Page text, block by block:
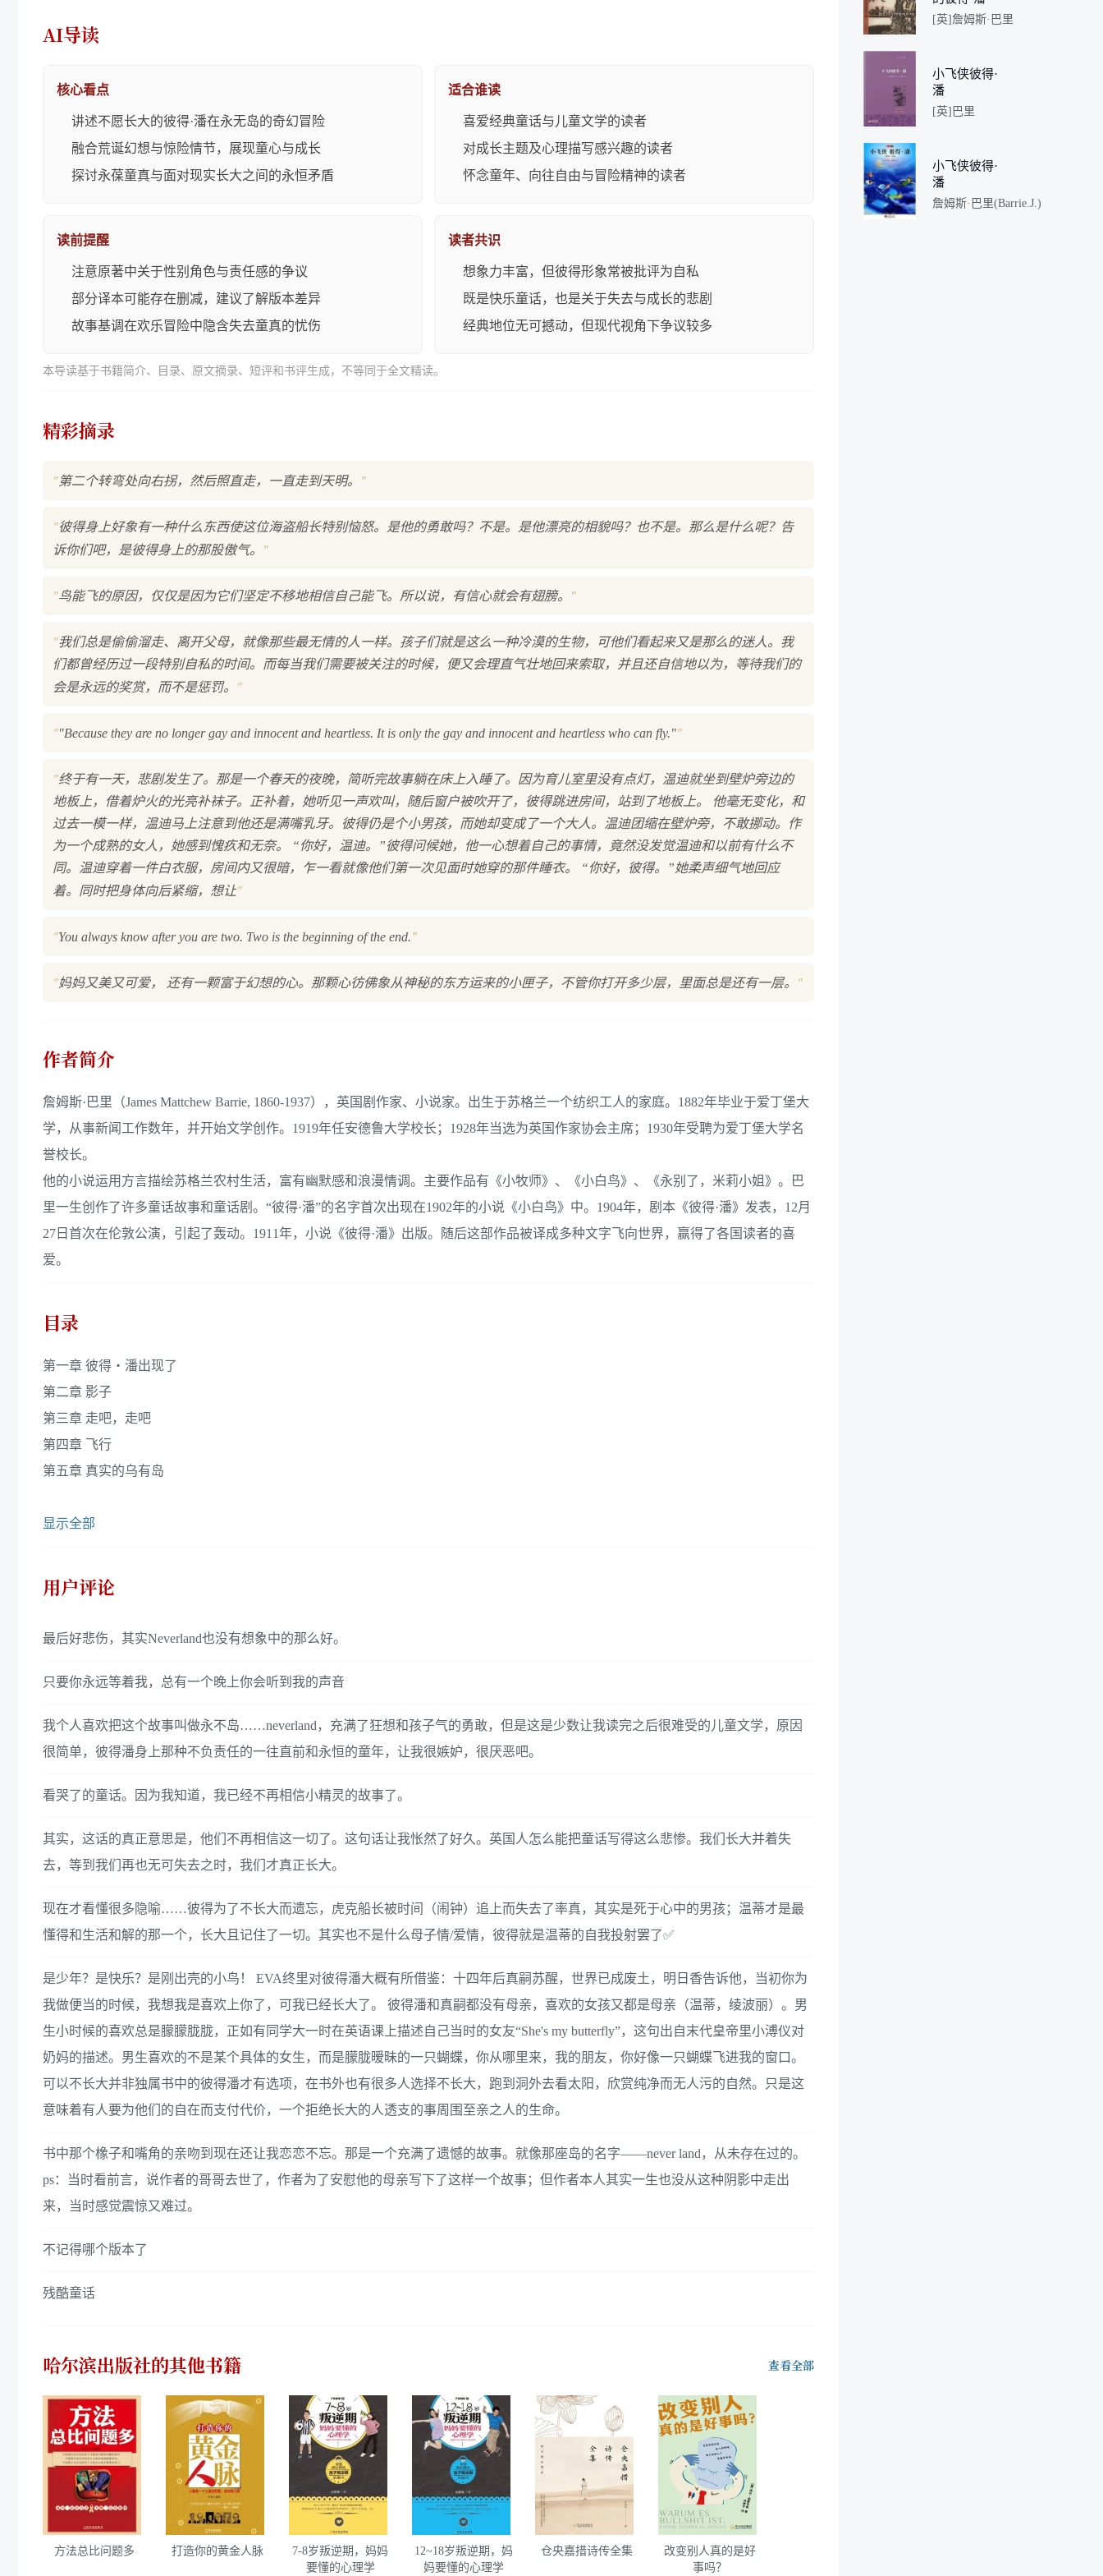
AI导读
核心看点
讲述不愿长大的彼得·潘在永无岛的奇幻冒险
融合荒诞幻想与惊险情节，展现童心与成长
探讨永葆童真与面对现实长大之间的永恒矛盾
适合谁读
喜爱经典童话与儿童文学的读者
对成长主题及心理描写感兴趣的读者
怀念童年、向往自由与冒险精神的读者
读前提醒
注意原著中关于性别角色与责任感的争议
部分译本可能存在删减，建议了解版本差异
故事基调在欢乐冒险中隐含失去童真的忧伤
读者共识
想象力丰富，但彼得形象常被批评为自私
既是快乐童话，也是关于失去与成长的悲剧
经典地位无可撼动，但现代视角下争议较多
本导读基于书籍简介、目录、原文摘录、短评和书评生成，不等同于全文精读。
精彩摘录
"第二个转弯处向右拐，然后照直走，一直走到天明。 "
"彼得身上好象有一种什么东西使这位海盗船长特别恼怒。是他的勇敢吗？不是。是他漂亮的相貌吗？也不是。那么是什么呢？告
诉你们吧，是彼得身上的那股傲气。
"
"鸟能飞的原因，仅仅是因为它们坚定不移地相信自己能飞。所以说，有信心就会有翅膀。 "
"我们总是偷偷溜走、离开父母，就像那些最无情的人一样。孩子们就是这么一种冷漠的生物，可他们看起来又是那么的迷人。我
们都曾经历过一段特别自私的时间。而每当我们需要被关注的时候，便又会理直气壮地回来索取，并且还自信地以为，等待我们的
会是永远的奖赏，而不是惩罚。
"
""Because they are no longer gay and innocent and heartless. It is only the gay and innocent and heartless who can fly.""
"终于有一天，悲剧发生了。那是一个春天的夜晚，简听完故事躺在床上入睡了。因为育儿室里没有点灯，温迪就坐到壁炉旁边的
地板上，借着炉火的光亮补袜子。正补着，她听见一声欢叫，随后窗户被吹开了，彼得跳进房间，站到了地板上。 他毫无变化，和
过去一模一样，温迪马上注意到他还是满嘴乳牙。彼得仍是个小男孩，而她却变成了一个大人。温迪团缩在壁炉旁，不敢挪动。作
为一个成熟的女人，她感到愧疚和无奈。 “你好，温迪。”彼得问候她，他一心想着自己的事情，竟然没发觉温迪和以前有什么不
同。温迪穿着一件白衣服，房间内又很暗，乍一看就像他们第一次见面时她穿的那件睡衣。 “你好，彼得。”她柔声细气地回应
着。同时把身体向后紧缩，想让"
"You always know after you are two. Two is the beginning of the end."
"妈妈又美又可爱， 还有一颗富于幻想的心。那颗心彷佛象从神秘的东方运来的小匣子，不管你打开多少层，里面总是还有一层。 "
作者简介
詹姆斯·巴里（James Mattchew Barrie, 1860-1937），英国剧作家、小说家。出生于苏格兰一个纺织工人的家庭。1882年毕业于爱丁堡大
学，从事新闻工作数年，并开始文学创作。1919年任安德鲁大学校长；1928年当选为英国作家协会主席；1930年受聘为爱丁堡大学名
誉校长。
他的小说运用方言描绘苏格兰农村生活，富有幽默感和浪漫情调。主要作品有《小牧师》、《小白鸟》、《永别了，米莉小姐》。巴
里一生创作了许多童话故事和童话剧。“彼得·潘”的名字首次出现在1902年的小说《小白鸟》中。1904年，剧本《彼得·潘》发表，12月
27日首次在伦敦公演，引起了轰动。1911年，小说《彼得·潘》出版。随后这部作品被译成多种文字飞向世界，赢得了各国读者的喜
爱。
目录
第一章 彼得・潘出现了
第二章 影子
第三章 走吧，走吧
第四章 飞行
第五章 真实的乌有岛
显示全部
用户评论
最后好悲伤，其实Neverland也没有想象中的那么好。
只要你永远等着我，总有一个晚上你会听到我的声音
我个人喜欢把这个故事叫做永不岛……neverland，充满了狂想和孩子气的勇敢，但是这是少数让我读完之后很难受的儿童文学，原因
很简单，彼得潘身上那种不负责任的一往直前和永恒的童年，让我很嫉妒，很厌恶吧。
看哭了的童话。因为我知道，我已经不再相信小精灵的故事了。
其实，这话的真正意思是，他们不再相信这一切了。这句话让我怅然了好久。英国人怎么能把童话写得这么悲惨。我们长大并着失
去，等到我们再也无可失去之时，我们才真正长大。
现在才看懂很多隐喻……彼得为了不长大而遗忘，虎克船长被时间（闹钟）追上而失去了率真，其实是死于心中的男孩；温蒂才是最
懂得和生活和解的那一个，长大且记住了一切。其实也不是什么母子情/爱情，彼得就是温蒂的自我投射罢了✅
是少年？是快乐？是刚出壳的小鸟！ EVA终里对彼得潘大概有所借鉴：十四年后真嗣苏醒，世界已成废土，明日香告诉他，当初你为
我做便当的时候，我想我是喜欢上你了，可我已经长大了。 彼得潘和真嗣都没有母亲，喜欢的女孩又都是母亲（温蒂，绫波丽）。男
生小时候的喜欢总是朦朦胧胧，正如有同学大一时在英语课上描述自己当时的女友“She's my butterfly”，这句出自末代皇帝里小溥仪对
奶妈的描述。男生喜欢的不是某个具体的女生，而是朦胧暧昧的一只蝴蝶，你从哪里来，我的朋友，你好像一只蝴蝶飞进我的窗口。
可以不长大并非独属书中的彼得潘才有选项，在书外也有很多人选择不长大，跑到洞外去看太阳，欣赏纯净而无人污的自然。只是这
意味着有人要为他们的自在而支付代价，一个拒绝长大的人透支的事周围至亲之人的生命。
书中那个橡子和嘴角的亲吻到现在还让我恋恋不忘。那是一个充满了遗憾的故事。就像那座岛的名字——never land，从未存在过的。
ps：当时看前言，说作者的哥哥去世了，作者为了安慰他的母亲写下了这样一个故事；但作者本人其实一生也没从这种阴影中走出
来，当时感觉震惊又难过。
不记得哪个版本了
残酷童话
[英]詹姆斯·巴里
小飞侠彼得·
潘
[英]巴里
小飞侠彼得·
潘
詹姆斯·巴里(Barrie.J.)
哈尔滨出版社的其他书籍 查看全部
方法总比问题多 打造你的黄金人脉
7-8岁叛逆期，妈妈
要懂的心理学
12~18岁叛逆期，妈
妈要懂的心理学
仓央嘉措诗传全集
改变别人真的是好
事吗？